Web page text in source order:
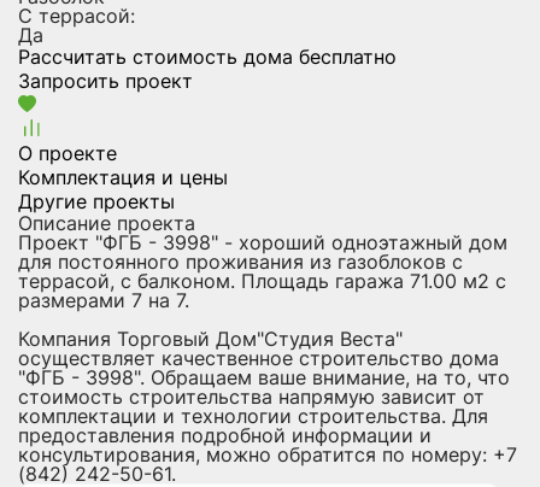
С террасой:
Да
Рассчитать стоимость дома бесплатно
Запросить проект
О проекте
Комплектация и цены
Другие проекты
Описание проекта
Проект "ФГБ - 3998" - хороший одноэтажный дом
для постоянного проживания из газоблоков с
террасой, с балконом. Площадь гаража 71.00 м2 с
размерами 7 на 7.
Компания Торговый Дом"Студия Веста"
осуществляет качественное строительство дома
"ФГБ - 3998". Обращаем ваше внимание, на то, что
стоимость строительства напрямую зависит от
комплектации и технологии строительства. Для
предоставления подробной информации и
консультирования, можно обратится по номеру: +7
(842) 242-50-61.